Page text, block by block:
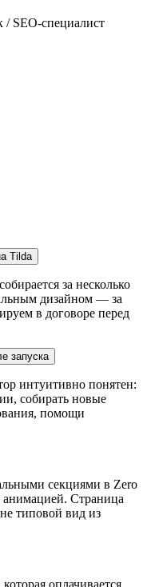
/ SEO-специалист
Tilda
за несколько
дизайном — за
в договоре перед
запуска
интуитивно понятен:
собирать новые
помощи
секциями в Zero
Страница
типовой вид из
оплачивается